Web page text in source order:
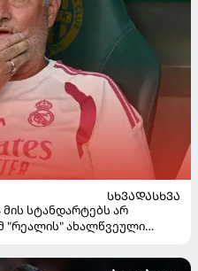
ᲡᲮᲕᲐᲓᲐᲡᲮᲕᲐ
სტანდარტებს არ
"რეალის" ახალწვეული